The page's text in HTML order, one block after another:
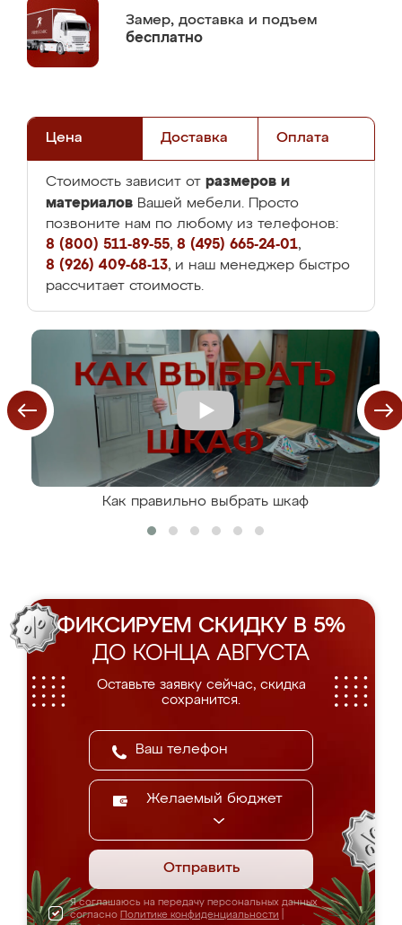
Замер, доставка и подъем
бесплатно
Цена Доставка Оплата
Стоимость зависит от размеров и
материалов Вашей мебели. Просто
позвоните нам по любому из телефонов:
8 (800) 511-89-55, 8 (495) 665-24-01,
8 (926) 409-68-13, и наш менеджер быстро
рассчитает стоимость.
Как правильно выбрать шкаф
ФИКСИРУЕМ СКИДКУ В 5%
ДО КОНЦА АВГУСТА
Оставьте заявку сейчас, скидка
сохранится.
Желаемый бюджет
Отправить
Я соглашаюсь на передачу персональных данных
согласно Политике конфиденциальности